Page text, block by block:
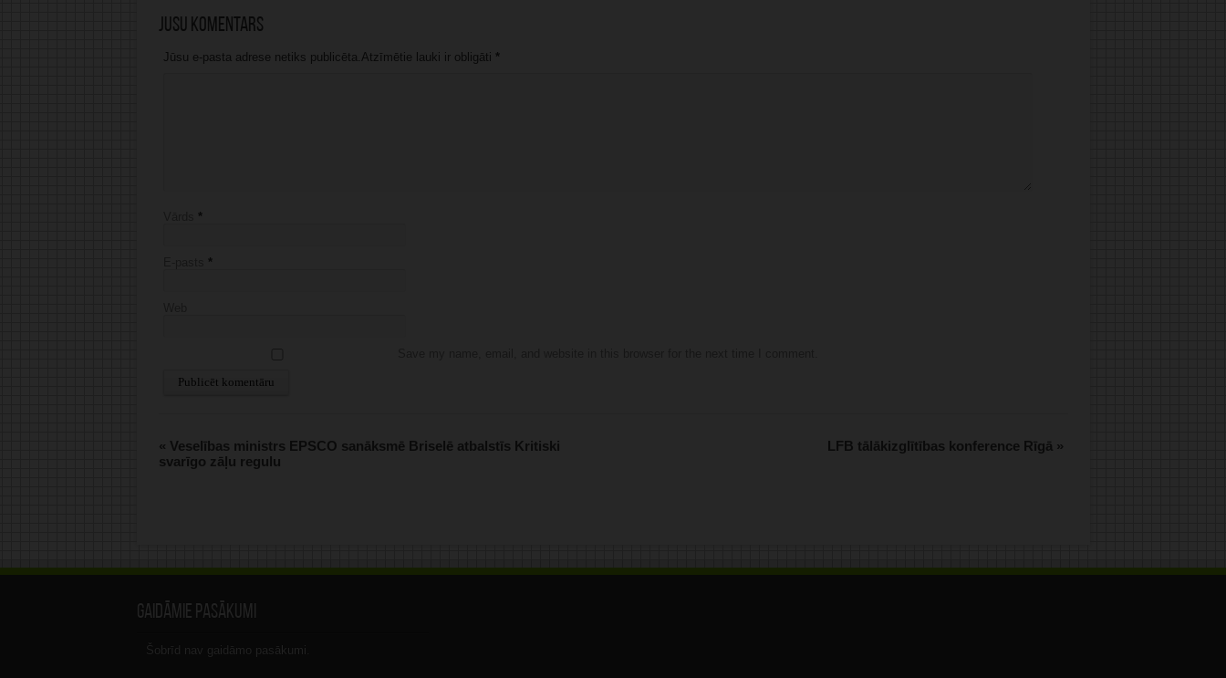
Jūsu komentārs
Jūsu e-pasta adrese netiks publicēta.Atzīmētie lauki ir obligāti *
*
*
« Veselības ministrs EPSCO sanāksmē Briselē atbalstīs Kritiski
svarīgo zāļu regulu
LFB tālākizglītības konference Rīgā »
Gaidāmie pasākumi
Šobrīd nav gaidāmo pasākumi.